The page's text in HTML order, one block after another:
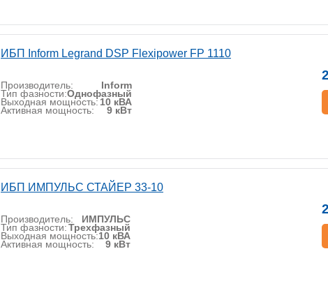
ИБП Inform Legrand DSP Flexipower FP 1110
Производитель: Inform
Тип фазности:Однофазный
Выходная мощность: 10 кВА
Активная мощность: 9 кВт
ИБП ИМПУЛЬС СТАЙЕР 33-10
Производитель: ИМПУЛЬС
Тип фазности:Трехфазный
Выходная мощность:10 кВА
Активная мощность: 9 кВт